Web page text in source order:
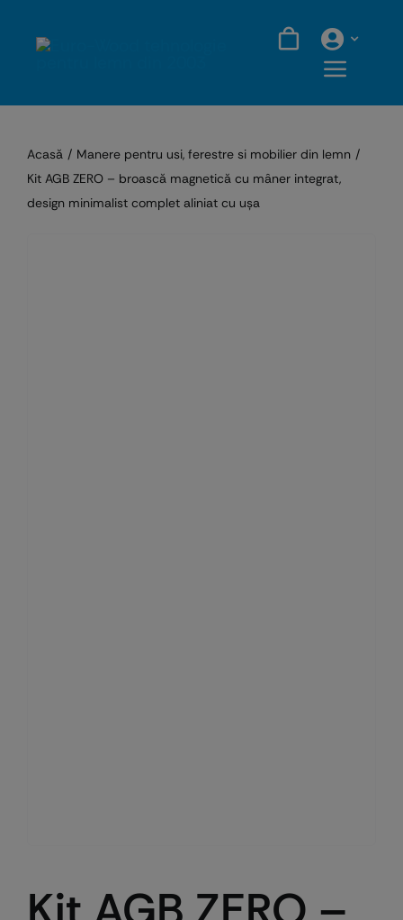
Acasă
Manere pentru usi, ferestre si mobilier din lemn
Kit AGB ZERO – broască magnetică cu mâner integrat,
design minimalist complet aliniat cu ușa